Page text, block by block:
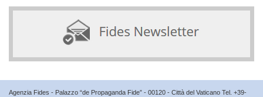
Agenzia Fides - Palazzo “de Propaganda Fide” - 00120 - Città del Vaticano Tel. +39-